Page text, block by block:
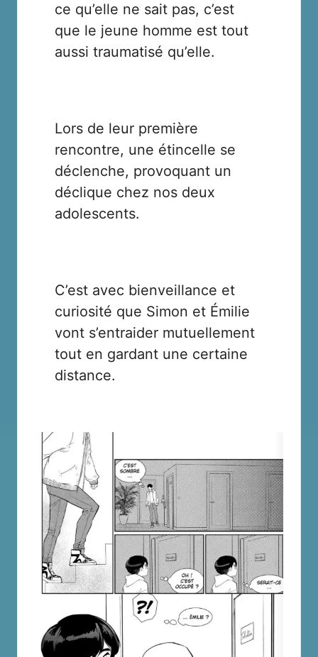
ce qu’elle ne sait pas, c’est
que le jeune homme est tout
aussi traumatisé qu’elle.
Lors de leur première
rencontre, une étincelle se
déclenche, provoquant un
déclique chez nos deux
adolescents.
C’est avec bienveillance et
curiosité que Simon et Émilie
vont s’entraider mutuellement
tout en gardant une certaine
distance.